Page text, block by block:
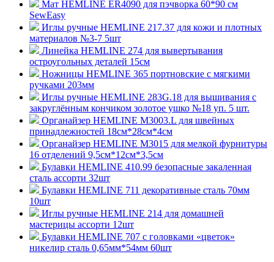
Мат HEMLINE ER4090 для пэчворка 60*90 см
SewEasy
Иглы ручные HEMLINE 217.37 для кожи и плотных
материалов №3-7 5шт
Линейка HEMLINE 274 для вывертывания
остроугольных деталей 15см
Ножницы HEMLINE 365 портновские с мягкими
ручками 203мм
Иглы ручные HEMLINE 283G.18 для вышивания с
закруглённым кончиком золотое ушко №18 уп. 5 шт.
Органайзер HEMLINE M3003.L для швейных
принадлежностей 18см*28см*4см
Органайзер HEMLINE M3015 для мелкой фурнитуры
16 отделений 9,5см*12см*3,5см
Булавки HEMLINE 410.99 безопасные закаленная
сталь ассорти 32шт
Булавки HEMLINE 711 декоративные сталь 70мм
10шт
Иглы ручные HEMLINE 214 для домашней
мастерицы ассорти 12шт
Булавки HEMLINE 707 с головками «цветок»
никелир сталь 0,65мм*54мм 60шт